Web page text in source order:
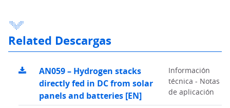
Related Descargas
AN059 – Hydrogen stacks
directly fed in DC from solar
panels and batteries [EN]
Información
técnica - Notas
de aplicación